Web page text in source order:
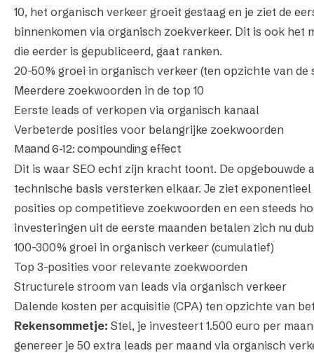
10, het organisch verkeer groeit gestaag en je ziet de
binnenkomen via organisch zoekverkeer. Dit is ook het
die eerder is gepubliceerd, gaat ranken.
20-50% groei in organisch verkeer (ten opzichte van de
Meerdere zoekwoorden in de top 10
Eerste leads of verkopen via organisch kanaal
Verbeterde posities voor belangrijke zoekwoorden
Maand 6-12: compounding effect
Dit is waar SEO echt zijn kracht toont. De opgebouwde
technische basis versterken elkaar. Je ziet
posities op competitieve zoekwoorden en een steeds
investeringen uit de eerste maanden betalen zich nu
100-300% groei in organisch verkeer (cumulatief)
Top 3-posities voor relevante zoekwoorden
Structurele stroom van leads via organisch verkeer
Dalende kosten per acquisitie (CPA) ten opzichte van
Rekensommetje: Stel, je investeert 1.500 euro per
genereer je 50 extra leads per maand via organisch